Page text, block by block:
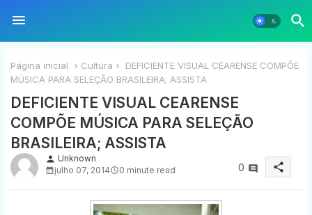
Página inicial Cultura
DEFICIENTE VISUAL CEARENSE COMPÕE
MÚSICA PARA SELEÇÃO BRASILEIRA; ASSISTA
DEFICIENTE VISUAL CEARENSE
COMPÕE MÚSICA PARA SELEÇÃO
BRASILEIRA; ASSISTA
person Unknown
julho 07, 2014
0 minute read 0 share